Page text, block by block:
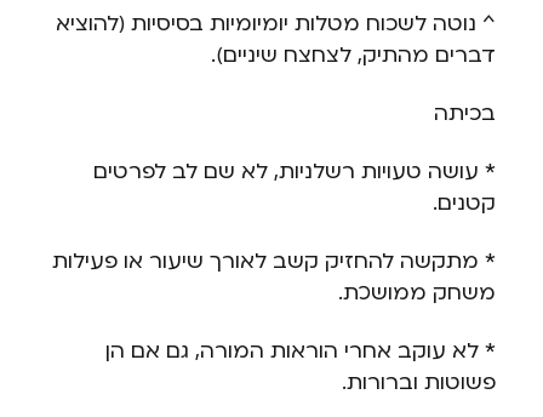
^ נוטה לשכוח מטלות יומיומיות בסיסיות (להוציא
דברים מהתיק, לצחצח שיניים).
בכיתה
* עושה טעויות רשלניות, לא שם לב לפרטים
קטנים.
* מתקשה להחזיק קשב לאורך שיעור או פעילות
משחק ממושכת.
* לא עוקב אחרי הוראות המורה, גם אם הן
פשוטות וברורות.